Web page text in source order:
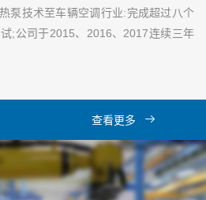
泵技术至车辆空调行业:完成超过八个
;公司于2015、2016、2017连续三年
查看更多